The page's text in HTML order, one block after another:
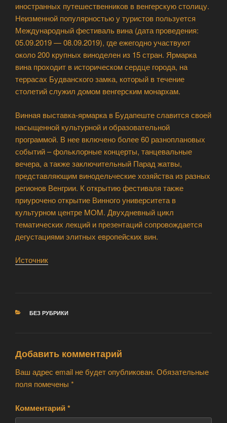
иностранных путешественников в венгерскую столицу.
Неизменной популярностью у туристов пользуется
Международный фестиваль вина (дата проведения:
05.09.2019 — 08.09.2019), где ежегодно участвуют
около 200 крупных виноделен из 15 стран. Ярмарка
вина проходит в историческом сердце города, на
террасах Будванского замка, который в течение
столетий служил домом венгерским монархам.
Винная выставка-ярмарка в Будапеште славится своей
насыщенной культурной и образовательной
программой. В нее включено более 60 разноплановых
событий – фольклорные концерты, танцевальные
вечера, а также заключительный Парад жатвы,
представляющим винодельческие хозяйства из разных
регионов Венгрии. К открытию фестиваля также
приурочено открытие Винного университета в
культурном центре MOM. Двухдневный цикл
тематических лекций и презентаций сопровождается
дегустациями элитных европейских вин.
Источник
РУБРИКИ
БЕЗ РУБРИКИ
Добавить комментарий
Ваш адрес email не будет опубликован. Обязательные
поля помечены *
Комментарий*